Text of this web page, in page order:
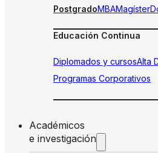
PostgradoMBAMagíster
Educación Continua
Diplomados y cursosAlta
Programas Corporativos
Académicos
e investigación